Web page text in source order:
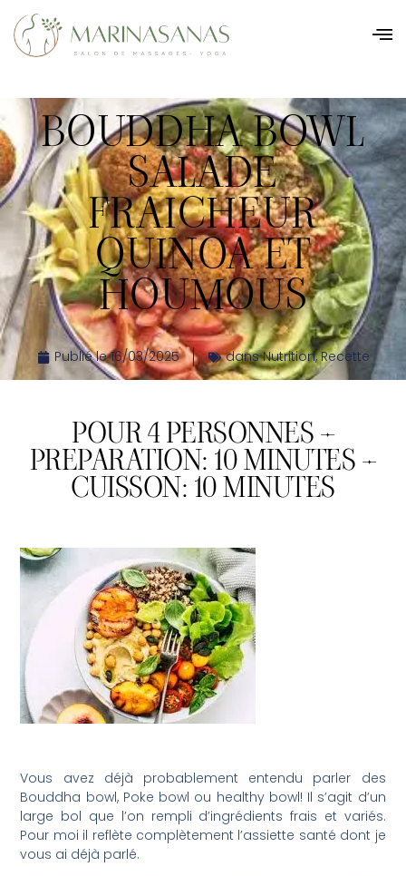
BOUDDHA BOWL
SALADE
FRAICHEUR
QUINOA ET
HOUMOUS
Publié le16/03/2025 dans Nutrition,Recette
POUR 4 PERSONNES –
PREPARATION: 10 MINUTES –
CUISSON: 10 MINUTES
Vous avez déjà probablement entendu parler des
Bouddha bowl, Poke bowl ou healthy bowl! Il s’agit d’un
large bol que l’on rempli d’ingrédients frais et variés.
Pour moi il reflète complètement l’assiette santé dont je
vous ai déjà parlé.